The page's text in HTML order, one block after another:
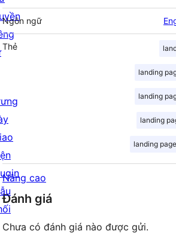
Ngôn ngữ
Thẻ
landing
landing
landing
landing
Nâng cao
Đánh giá
Chưa có đánh giá nào được gửi.